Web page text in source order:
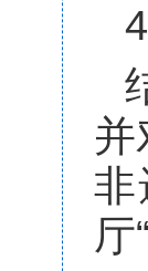
并
非
厅